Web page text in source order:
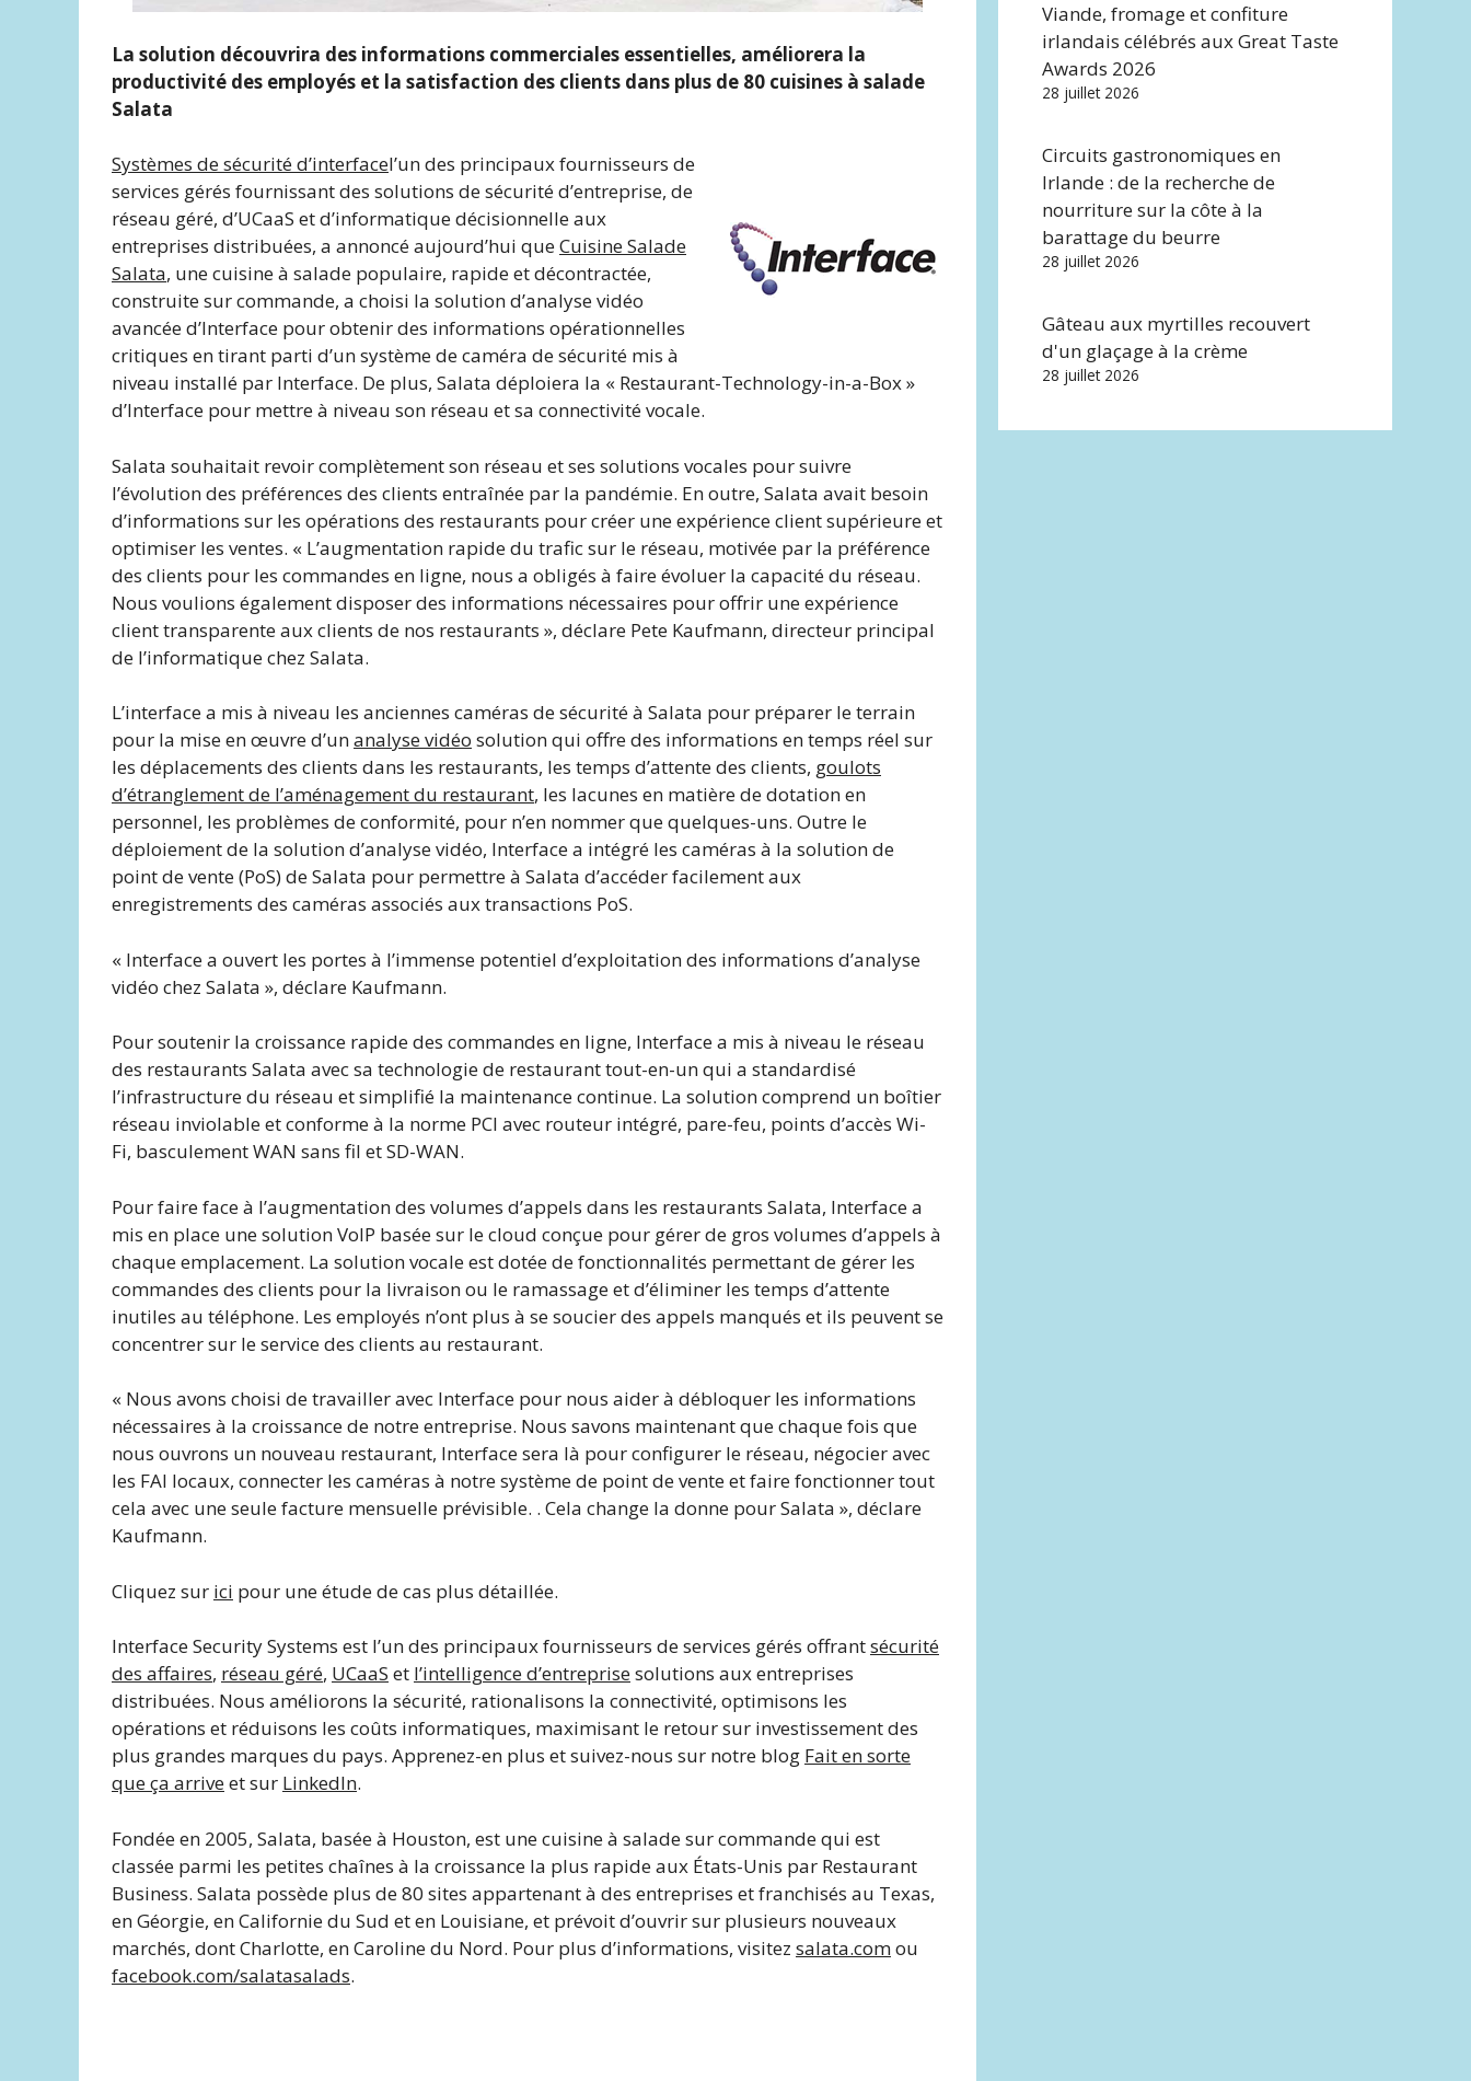
La solution découvrira des informations commerciales essentielles, améliorera la
productivité des employés et la satisfaction des clients dans plus de 80 cuisines à salade
Salata
Systèmes de sécurité d’interfacel’un des principaux fournisseurs de
services gérés fournissant des solutions de sécurité d’entreprise, de
réseau géré, d’UCaaS et d’informatique décisionnelle aux
entreprises distribuées, a annoncé aujourd’hui queCuisine Salade
Salata, une cuisine à salade populaire, rapide et décontractée,
construite sur commande, a choisi la solution d’analyse vidéo
avancée d’Interface pour obtenir des informations opérationnelles
critiques en tirant parti d’un système de caméra de sécurité mis à
niveau installé par Interface. De plus, Salata déploiera la « Restaurant-Technology-in-a-Box »
d’Interface pour mettre à niveau son réseau et sa connectivité vocale.
Salata souhaitait revoir complètement son réseau et ses solutions vocales pour suivre
l’évolution des préférences des clients entraînée par la pandémie. En outre, Salata avait besoin
d’informations sur les opérations des restaurants pour créer une expérience client supérieure et
optimiser les ventes. « L’augmentation rapide du trafic sur le réseau, motivée par la préférence
des clients pour les commandes en ligne, nous a obligés à faire évoluer la capacité du réseau.
Nous voulions également disposer des informations nécessaires pour offrir une expérience
client transparente aux clients de nos restaurants », déclare Pete Kaufmann, directeur principal
de l’informatique chez Salata.
L’interface a mis à niveau les anciennes caméras de sécurité à Salata pour préparer le terrain
pour la mise en œuvre d’unanalyse vidéo solution qui offre des informations en temps réel sur
les déplacements des clients dans les restaurants, les temps d’attente des clients, goulots
d’étranglement de l’aménagement du restaurant, les lacunes en matière de dotation en
personnel, les problèmes de conformité, pour n’en nommer que quelques-uns. Outre le
déploiement de la solution d’analyse vidéo, Interface a intégré les caméras à la solution de
point de vente (PoS) de Salata pour permettre à Salata d’accéder facilement aux
enregistrements des caméras associés aux transactions PoS.
« Interface a ouvert les portes à l’immense potentiel d’exploitation des informations d’analyse
vidéo chez Salata », déclare Kaufmann.
Pour soutenir la croissance rapide des commandes en ligne, Interface a mis à niveau le réseau
des restaurants Salata avec sa technologie de restaurant tout-en-un qui a standardisé
l’infrastructure du réseau et simplifié la maintenance continue. La solution comprend un boîtier
réseau inviolable et conforme à la norme PCI avec routeur intégré, pare-feu, points d’accès Wi-
Fi, basculement WAN sans fil et SD-WAN.
Pour faire face à l’augmentation des volumes d’appels dans les restaurants Salata, Interface a
mis en place une solution VoIP basée sur le cloud conçue pour gérer de gros volumes d’appels à
chaque emplacement. La solution vocale est dotée de fonctionnalités permettant de gérer les
commandes des clients pour la livraison ou le ramassage et d’éliminer les temps d’attente
inutiles au téléphone. Les employés n’ont plus à se soucier des appels manqués et ils peuvent se
concentrer sur le service des clients au restaurant.
« Nous avons choisi de travailler avec Interface pour nous aider à débloquer les informations
nécessaires à la croissance de notre entreprise. Nous savons maintenant que chaque fois que
nous ouvrons un nouveau restaurant, Interface sera là pour configurer le réseau, négocier avec
les FAI locaux, connecter les caméras à notre système de point de vente et faire fonctionner tout
cela avec une seule facture mensuelle prévisible. . Cela change la donne pour Salata », déclare
Kaufmann.
Cliquez sur ici pour une étude de cas plus détaillée.
Interface Security Systems est l’un des principaux fournisseurs de services gérés offrantsécurité
des affaires, réseau géré, UCaaS et l’intelligence d’entreprisesolutions aux entreprises
distribuées. Nous améliorons la sécurité, rationalisons la connectivité, optimisons les
opérations et réduisons les coûts informatiques, maximisant le retour sur investissement des
plus grandes marques du pays. Apprenez-en plus et suivez-nous sur notre blog Fait en sorte
que ça arriveet sur LinkedIn.
Fondée en 2005, Salata, basée à Houston, est une cuisine à salade sur commande qui est
classée parmi les petites chaînes à la croissance la plus rapide aux États-Unis par Restaurant
Business. Salata possède plus de 80 sites appartenant à des entreprises et franchisés au Texas,
en Géorgie, en Californie du Sud et en Louisiane, et prévoit d’ouvrir sur plusieurs nouveaux
marchés, dont Charlotte, en Caroline du Nord. Pour plus d’informations, visitez salata.comou
facebook.com/salatasalads.
Viande, fromage et confiture
irlandais célébrés aux Great Taste
Awards 2026
28 juillet 2026
Circuits gastronomiques en
Irlande : de la recherche de
nourriture sur la côte à la
barattage du beurre
28 juillet 2026
Gâteau aux myrtilles recouvert
d'un glaçage à la crème
28 juillet 2026